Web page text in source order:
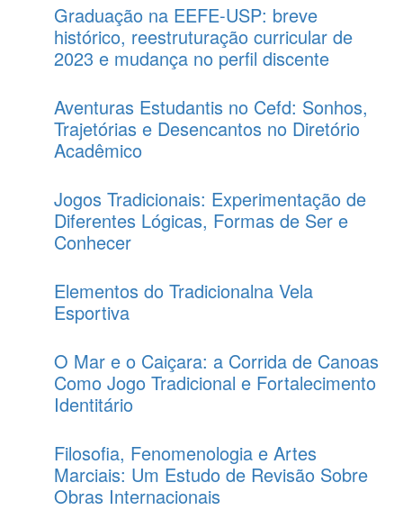
Graduação na EEFE-USP: breve
histórico, reestruturação curricular de
2023 e mudança no perfil discente
Aventuras Estudantis no Cefd: Sonhos,
Trajetórias e Desencantos no Diretório
Acadêmico
Jogos Tradicionais: Experimentação de
Diferentes Lógicas, Formas de Ser e
Conhecer
Elementos do Tradicionalna Vela
Esportiva
O Mar e o Caiçara: a Corrida de Canoas
Como Jogo Tradicional e Fortalecimento
Identitário
Filosofia, Fenomenologia e Artes
Marciais: Um Estudo de Revisão Sobre
Obras Internacionais